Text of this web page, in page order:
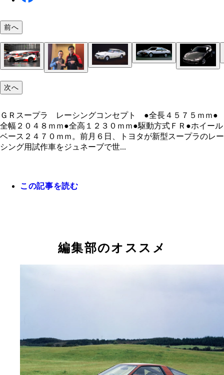
Ｒ●ホイールベース２４７０ｍｍ。
欲しい。
１９７８～１９８１年 初代スープラ（日本名セ
１９８１～１９８６年 ２代目スープラ（日本名
ＸＸ）２０００ＧＴ以来のリトラクタブルライト
して話題に。エンジンは２種類。どちらも直列６
２．８リットルＤＯＨＣと２リットルＳＯＨＣ。
１９９３～２００２年 ４代目スープラ搭載エン
１９８６～１９９３年 ３代目スープラエンジン
類。２．５リットルツインターボ、２リットルツ
ーボ、２リットルＤＯＨＣ。トランスミッション
ＡＴと５速ＭＴが選択できた。
前へ
次へ
ＧＲスープラ レーシングコンセプト ●全長４５７５ｍｍ●
全幅２０４８ｍｍ●全高１２３０ｍｍ●駆動方式ＦＲ●ホイール
ベース２４７０ｍｍ。前月６日、トヨタが新型スープラのレー
シング用試作車をジュネーブで世...
この記事を読む
編集部のオススメ